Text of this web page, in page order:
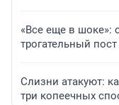
«Все еще в шоке»:
трогательный
Слизни атакуют:
три копеечных